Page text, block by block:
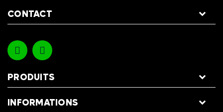
CONTACT
PRODUITS
INFORMATIONS